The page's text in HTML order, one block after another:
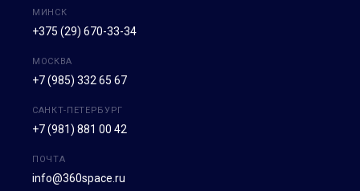
МИНСК
+375 (29) 670-33-34
МОСКВА
+7 (985) 332 65 67
САНКТ-ПЕТЕРБУРГ
+7 (981) 881 00 42
ПОЧТА
info@360space.ru